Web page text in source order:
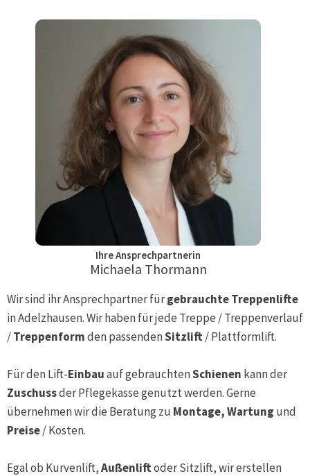
Ihre Ansprechpartnerin
Michaela Thormann
Wir sind ihr Ansprechpartner fürgebrauchte Treppenlifte
inAdelzhausen. Wir haben für jede Treppe / Treppenverlauf
/Treppenformden passendenSitzlift/ Plattformlift.
Für den Lift-Einbauauf gebrauchtenSchienen kann der
Zuschussder Pflegekasse genutzt werden. Gerne
übernehmen wir die Beratung zu Montage, Wartung und
Preise/ Kosten.
Egal ob Kurvenlift,Außenliftoder Sitzlift, wir erstellen